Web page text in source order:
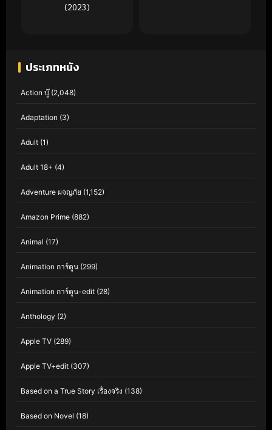
(2023)
ประเภทหนัง
Action บู๊(2,048)
Adaptation (3)
Adult (1)
Adult 18+ (4)
Adventure ผจญภัย (1,152)
Amazon Prime (882)
Animal (17)
Animation การ์ตูน (299)
Animation การ์ตูน-edit (28)
Anthology (2)
Apple TV (289)
Apple TV+edit (307)
Based on a True Story เรื่องจริง (138)
Based on Novel (18)